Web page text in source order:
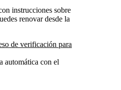
instrucciones sobre
renovar desde la
de verificación para
automática con el